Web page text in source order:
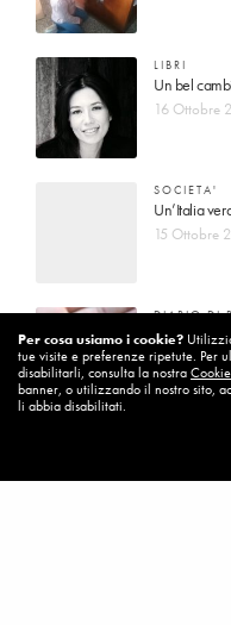
LIBRI
Un bel
16 Ottobre
SOCIETA'
Un’Italia
15 Ottobre
DIARIO DI
La vita vince
8 Ottobre
Per
8 Ottobre
Per cosa usiamo i cookie?
tue visite e preferenze ripetute. Per
disabilitarli, consulta la nostra
banner, o utilizzando il nostro sito,
li abbia disabilitati.